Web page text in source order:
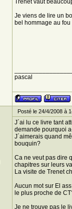
Trenet vaut
Je viens de lire un
bel hommage au
pascal
Posté le 24/4/2008 à
J´ai lu ce livre tant
demande pourquoi
J´aimerais quand
bouquin?
Ca ne veut pas dire
chapitres sur leurs
La visite de Trenet
Aucun mot sur El
le plus proche de
Je ne trouve pas le